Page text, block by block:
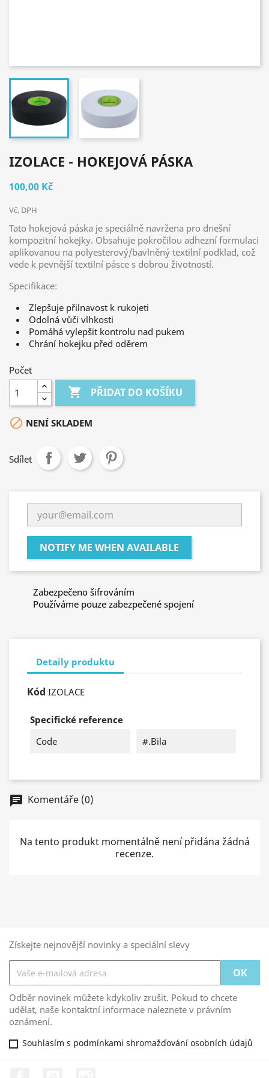
IZOLACE - HOKEJOVÁ PÁSKA
100,00 Kč
Vč. DPH
Tato hokejová páska je speciálně navržena pro dnešní
kompozitní hokejky. Obsahuje pokročilou adhezní formulaci
aplikovanou na polyesterový/bavlněný textilní podklad, což
vede k pevnější textilní pásce s dobrou životností.
Specifikace:
Zlepšuje přilnavost k rukojeti
Odolná vůči vlhkosti
Pomáhá vylepšit kontrolu nad pukem
Chrání hokejku před oděrem
Počet
 PŘIDAT DO KOŠÍKU
 NENÍ SKLADEM
Sdílet
NOTIFY ME WHEN AVAILABLE
Zabezpečeno šifrováním
Používáme pouze zabezpečené spojení
Detaily produktu
Kód IZOLACE
Specifické reference
Code
#.bila
chat Komentáře (0)
Na tento produkt momentálně není přidána žádná
recenze.
Získejte nejnovější novinky a speciální slevy
Odběr novinek můžete kdykoliv zrušit. Pokud to chcete
udělat, naše kontaktní informace naleznete v právním
oznámení.
Souhlasím s podmínkami shromažďování osobních údajů